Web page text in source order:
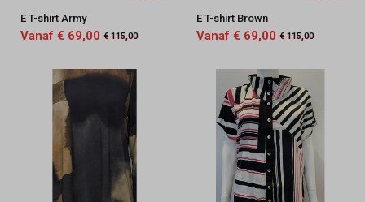
E T-shirt Army
Vanaf € 69,00 € 115,00
E T-shirt Brown
Vanaf € 69,00 € 115,00